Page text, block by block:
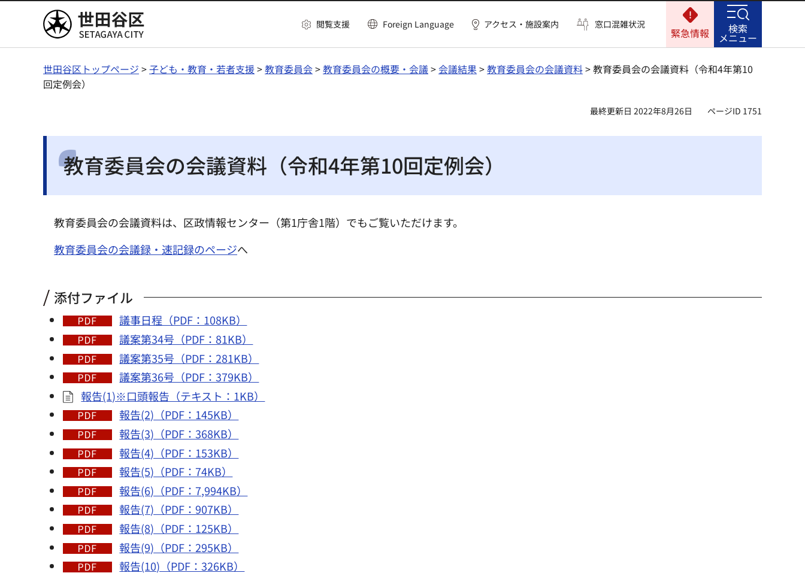
世田谷区 閲覧支援 Foreign Language アクセス・施設案内 窓口混雑状況
緊急情報 検索
メニュー
世田谷区トップページ >子ども・教育・若者支援>教育委員会>教育委員会の概要・会議>会議結果>教育委員会の会議資料> 教育委員会の会議資料（令和4年第10
回定例会）
最終更新日 2022年8月26日 ページID 1751
教育委員会の会議資料（令和4年第10回定例会）
教育委員会の会議資料は、区政情報センター（第1庁舎1階）でもご覧いただけます。
教育委員会の会議録・速記録のページへ
添付ファイル
議事日程（PDF：108KB）
議案第34号（PDF：81KB）
議案第35号（PDF：281KB）
議案第36号（PDF：379KB）
報告(1)※口頭報告（テキスト：1KB）
報告(2)（PDF：145KB）
報告(3)（PDF：368KB）
報告(4)（PDF：153KB）
報告(5)（PDF：74KB）
報告(6)（PDF：7,994KB）
報告(7)（PDF：907KB）
報告(8)（PDF：125KB）
報告(9)（PDF：295KB）
報告(10)（PDF：326KB）